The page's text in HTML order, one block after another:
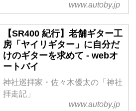
www.autoby.jp
【SR400 紀行】老舗ギター工
房「ヤイリギター」に自分だ
けのギターを求めて - webオ
ートバイ
神社巡拝家・佐々木優太の「神社
拝走記」
www.autoby.jp